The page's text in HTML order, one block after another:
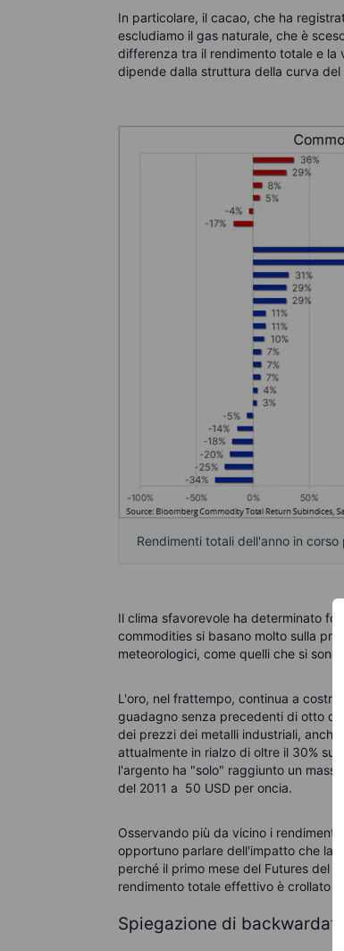
In particolare, il cacao, che ha
escludiamo il gas naturale, che è
differenza tra il rendimento totale e
dipende dalla struttura della curva
Rendimenti totali dell'anno in
Il clima sfavorevole ha determinato
commodities si basano molto sulla
meteorologici, come quelli che si
L'oro, nel frattempo, continua a
guadagno senza precedenti di otto
dei prezzi dei metalli industriali,
attualmente in rialzo di oltre il 30%
l'argento ha "solo" raggiunto un
del 2011 a 50 USD per oncia.
Osservando più da vicino i rendimenti
opportuno parlare dell'impatto che la
perché il primo mese del Futures del
rendimento totale effettivo è crollato a
Spiegazione di